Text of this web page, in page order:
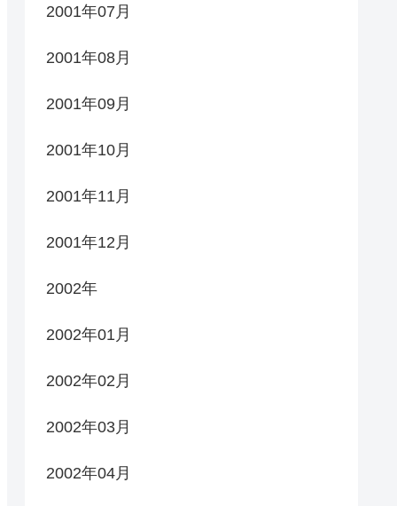
2001年07月
2001年08月
2001年09月
2001年10月
2001年11月
2001年12月
2002年
2002年01月
2002年02月
2002年03月
2002年04月